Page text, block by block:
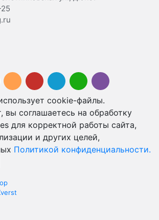
cookie-файлы.
вы соглашаетесь на обработку
для корректной работы сайта,
и других целей,
Политикой конфиденциальности.